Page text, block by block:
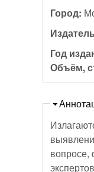
Город:
Год
Объём,
Скрыть
вопросе,